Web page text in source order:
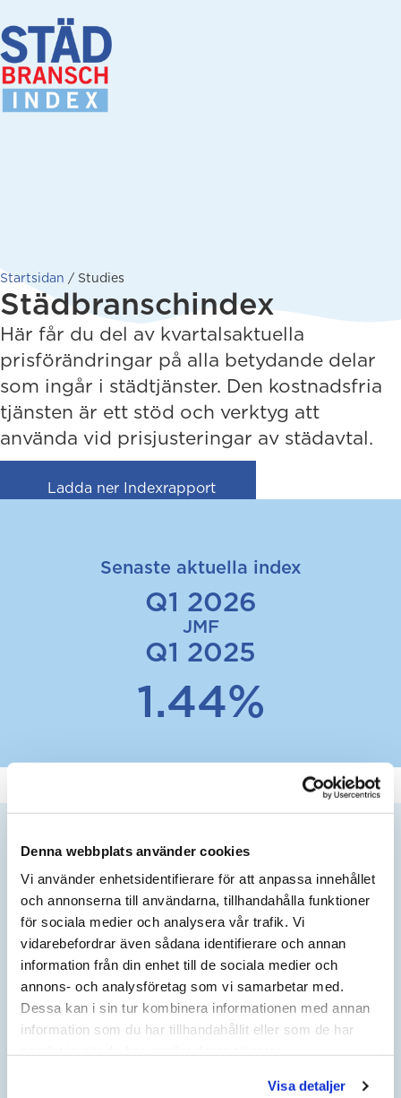
Denna webbplats använder cookies
Vi använder enhetsidentifierare för att anpassa innehållet
och annonserna till användarna, tillhandahålla funktioner
för sociala medier och analysera vår trafik. Vi
vidarebefordrar även sådana identifierare och annan
information från din enhet till de sociala medier och
annons- och analysföretag som vi samarbetar med.
Dessa kan i sin tur kombinera informationen med annan
information som du har tillhandahållit eller som de har
Visa detaljer
Startsidan / Studies
Städbranschindex
Här får du del av kvartalsaktuella
prisförändringar på alla betydande delar
som ingår i städtjänster. Den kostnadsfria
tjänsten är ett stöd och verktyg att
använda vid prisjusteringar av städavtal.
Ladda ner Indexrapport(opens in new tab)
Senaste aktuella index
Q1 2026
JMF
Q1 2025
1.44%
BERÄKNA INDEX
AKTUELLT ÅR AKTUELLT KVARTAL
JÄMFÖRELSEÅR JÄMFÖRELSE KVARTAL
NYTT KONTRAKTSPRIS EFTER HÖJNING KOMMER ATT